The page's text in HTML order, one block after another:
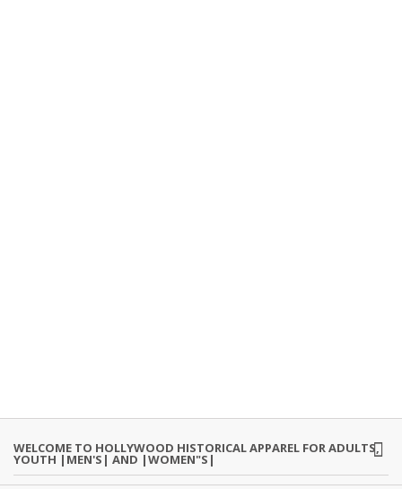
WELCOME TO HOLLYWOOD HISTORICAL APPAREL FOR ADULTS,
YOUTH |MEN'S| AND |WOMEN"S|